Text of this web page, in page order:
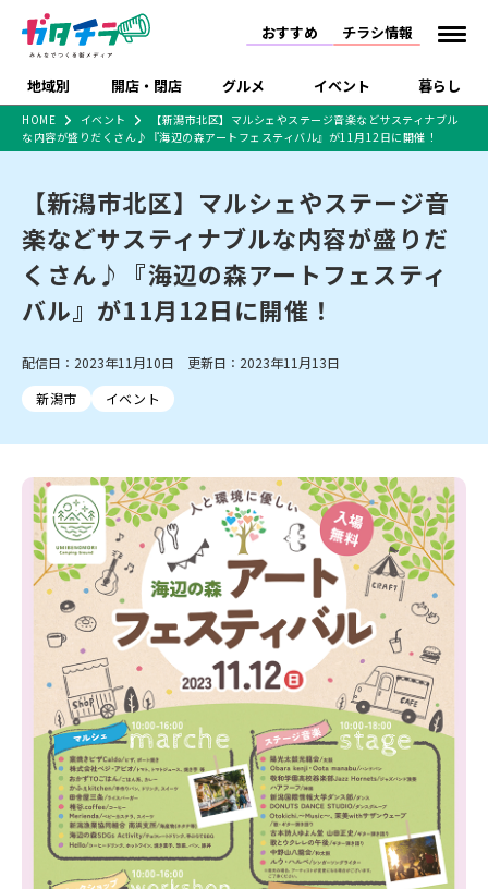
おすすめ チラシ情報
地域別 開店・閉店 グルメ イベント 暮らし
新潟市 下越
中越 上越
新潟市南区
新潟市江南区 新潟市秋葉区
新潟市西蒲区
村上・関川
新発田・聖籠
胎内・粟島
三条・加茂・田上
五泉・阿賀野・阿賀
燕・弥彦
長岡・見附
小千谷・十日町・津南
魚沼・南魚沼・湯沢
柏崎・刈羽・出雲崎
上越・妙高・糸魚川
開店 閉店
リニューアル・移転 休業 開店まとめ
閉店まとめ
新潟市・開店
新潟市・閉店
長岡市・開店
ラーメン 現地レポート
和食 洋食
カフェ
居酒屋・バー 焼肉
パスタ
パン・ベーカリー
タレカツ・豚カツ
デカ盛り・大盛り
旨辛・激辛
定食・町定食 海鮮・鮨
そば・うどん
日本酒・新潟清酒
ワイン・クラフトビール
ケーキ・パフェ
ビアガーデン・暑気払い
忘新年会・歓送迎会
体験・販売 祭り・伝統行事
趣味・展示会 ライブ・コンサート
にいがた酒の陣・新潟
住宅展示場
完成見学会 学生スポーツ アルビレックス
施設・ショップ
住宅メーカー・工務
店
食品メーカー・県産
観光スポット
温泉・入浴
ビルボードプレイスBP
新潟伊勢丹
ピア万代
リバーサイド千秋
パティオPATIO
特売セール インタビュー
特集・まとめ記事
セツコママ ランキング 新潟人
開店まとめ
閉店まとめ 人気記事まとめ
ラーメンまとめ
飲食店まとめ
食品スーパー・コンビ
戸建住宅・マンショ
ショッピングモール・
大型施設
ドラッグストア・ホーム
センター
インテリア・雑貨
新車・中古車・カー用品
旅行・レジャー
家電・携帯電話
冠婚葬祭
習い事・塾 通販・EC イベント
求人
官公庁・自治体
新潟市 チラシ
長岡・見附 チラシ
上越・妙高・糸魚川 チラシ
注目 チラシ
週末セール
火曜セール
オープン・リニューアルセール
周年祭・感謝祭セール
年末・初売りセール
HOME イベント
【新潟市北区】マルシェやステージ音楽などサスティナブル
な内容が盛りだくさん♪『海辺の森アートフェスティバル』が11月12日に開催！
【新潟市北区】マルシェやステージ音
楽などサスティナブルな内容が盛りだ
くさん♪『海辺の森アートフェスティ
バル』が11月12日に開催！
配信日：2023年11月10日 更新日：2023年11月13日
新潟市
イベント